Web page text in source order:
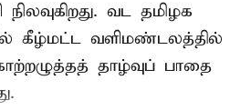
வட தமிழக
கீழ்மட்ட வளிமண்டலத்தில்
தாழ்வுப் பாதை